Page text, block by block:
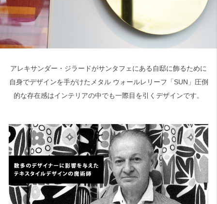
検索
アレキサンダー・ジラードがサンタフェにある自邸に飾るために
自身でデザインを手がけたメタル ウォールレリーフ「SUN」圧倒
的な存在感はインテリアの中でも一際目を引くデザインです。